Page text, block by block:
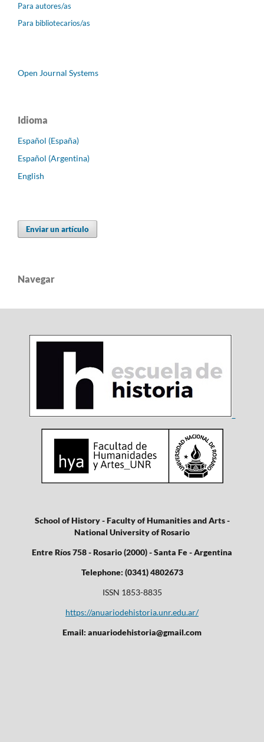
Para autores/as
Para bibliotecarios/as
Open Journal Systems
Idioma
Español (España)
Español (Argentina)
English
Enviar un artículo
Navegar
School of History - Faculty of Humanities and Arts -
National University of Rosario
Entre Ríos 758 - Rosario (2000) - Santa Fe - Argentina
Telephone: (0341) 4802673
ISSN 1853-8835
https://anuariodehistoria.unr.edu.ar/
Email: anuariodehistoria@gmail.com